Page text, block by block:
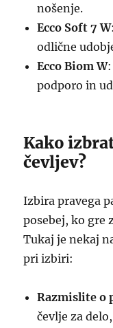
nošenje.
Ecco Soft 7 W
odlične
Ecco Biom W
podporo in
Kako
čevljev?
Izbira pravega
posebej, ko gre
Tukaj je nekaj
pri izbiri:
Razmislite o
čevlje za